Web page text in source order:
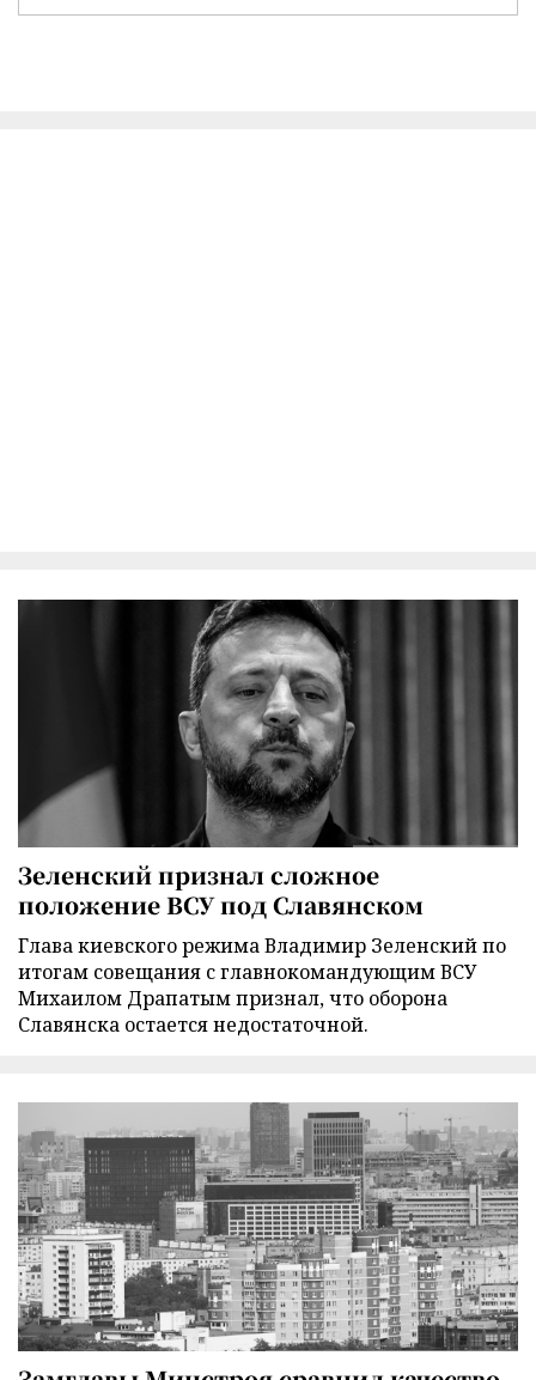
Зеленский признал сложное
положение ВСУ под Славянском
Глава киевского режима Владимир Зеленский по
итогам совещания с главнокомандующим ВСУ
Михаилом Драпатым признал, что оборона
Славянска остается недостаточной.